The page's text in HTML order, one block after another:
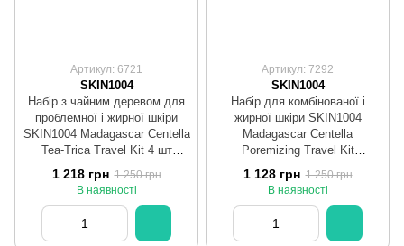
Артикул: 6721
SKIN1004
Набір з чайним деревом для
проблемної і жирної шкіри
SKIN1004 Madagascar Centella
Tea-Trica Travel Kit 4 шт
(30мл+30мл+20мл+30мл)
1 218 грн 1 250 грн
В наявності
Артикул: 7292
SKIN1004
Набір для комбінованої і
жирної шкіри SKIN1004
Madagascar Centella
Poremizing Travel Kit
(30мл+30мл+20мл+30мл)
1 128 грн 1 250 грн
В наявності